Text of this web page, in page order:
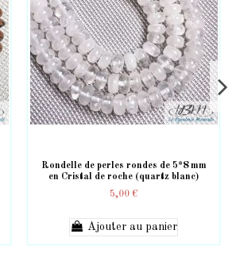
Rondelle de perles rondes de 5*8 mm
en Cristal de roche (quartz blanc)
5,00 €
Ajouter au panier